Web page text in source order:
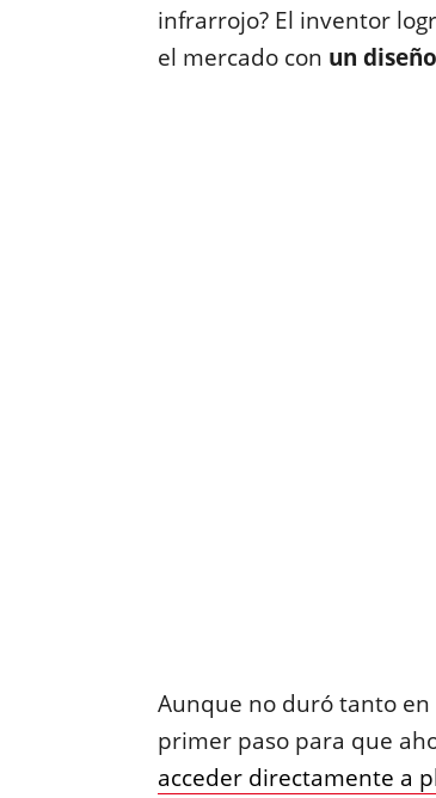
infrarrojo? El inventor
el mercado con un
Aunque no duró tanto
primer paso para que
acceder directamente a